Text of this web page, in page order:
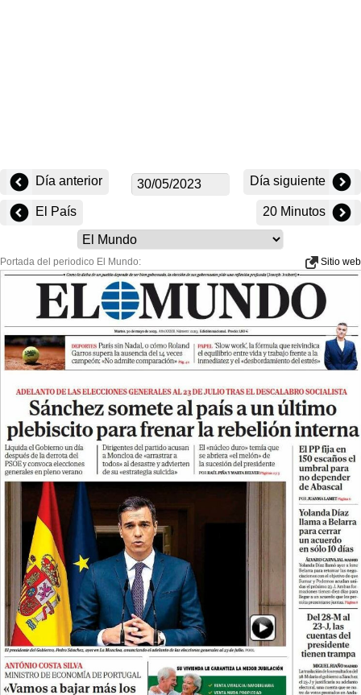
Día anterior Día siguiente
El País 20 Minutos
Portada del periodico El Mundo: Sitio web